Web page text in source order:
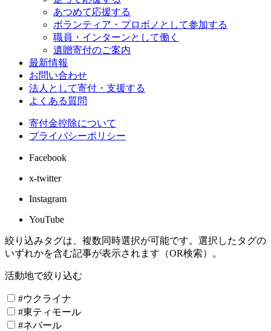
あつめて応援する
ボランティア・プロボノとして参加する
職員・インターンとして働く
遺贈寄付のご案内
最新情報
お問い合わせ
法人として寄付・支援する
よくある質問
寄付金控除について
プライバシーポリシー
Facebook
x-twitter
Instagram
YouTube
絞り込みタグは、複数同時選択が可能です。選択したタグの
いずれかを含む記事が表示されます（OR検索）。
活動地で絞り込む
#ウクライナ
#東ティモール
#ネパール